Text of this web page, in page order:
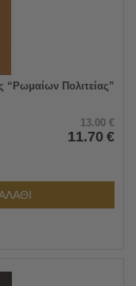
“Ρωμαίων Πολιτείας”
13.00 €
11.70 €